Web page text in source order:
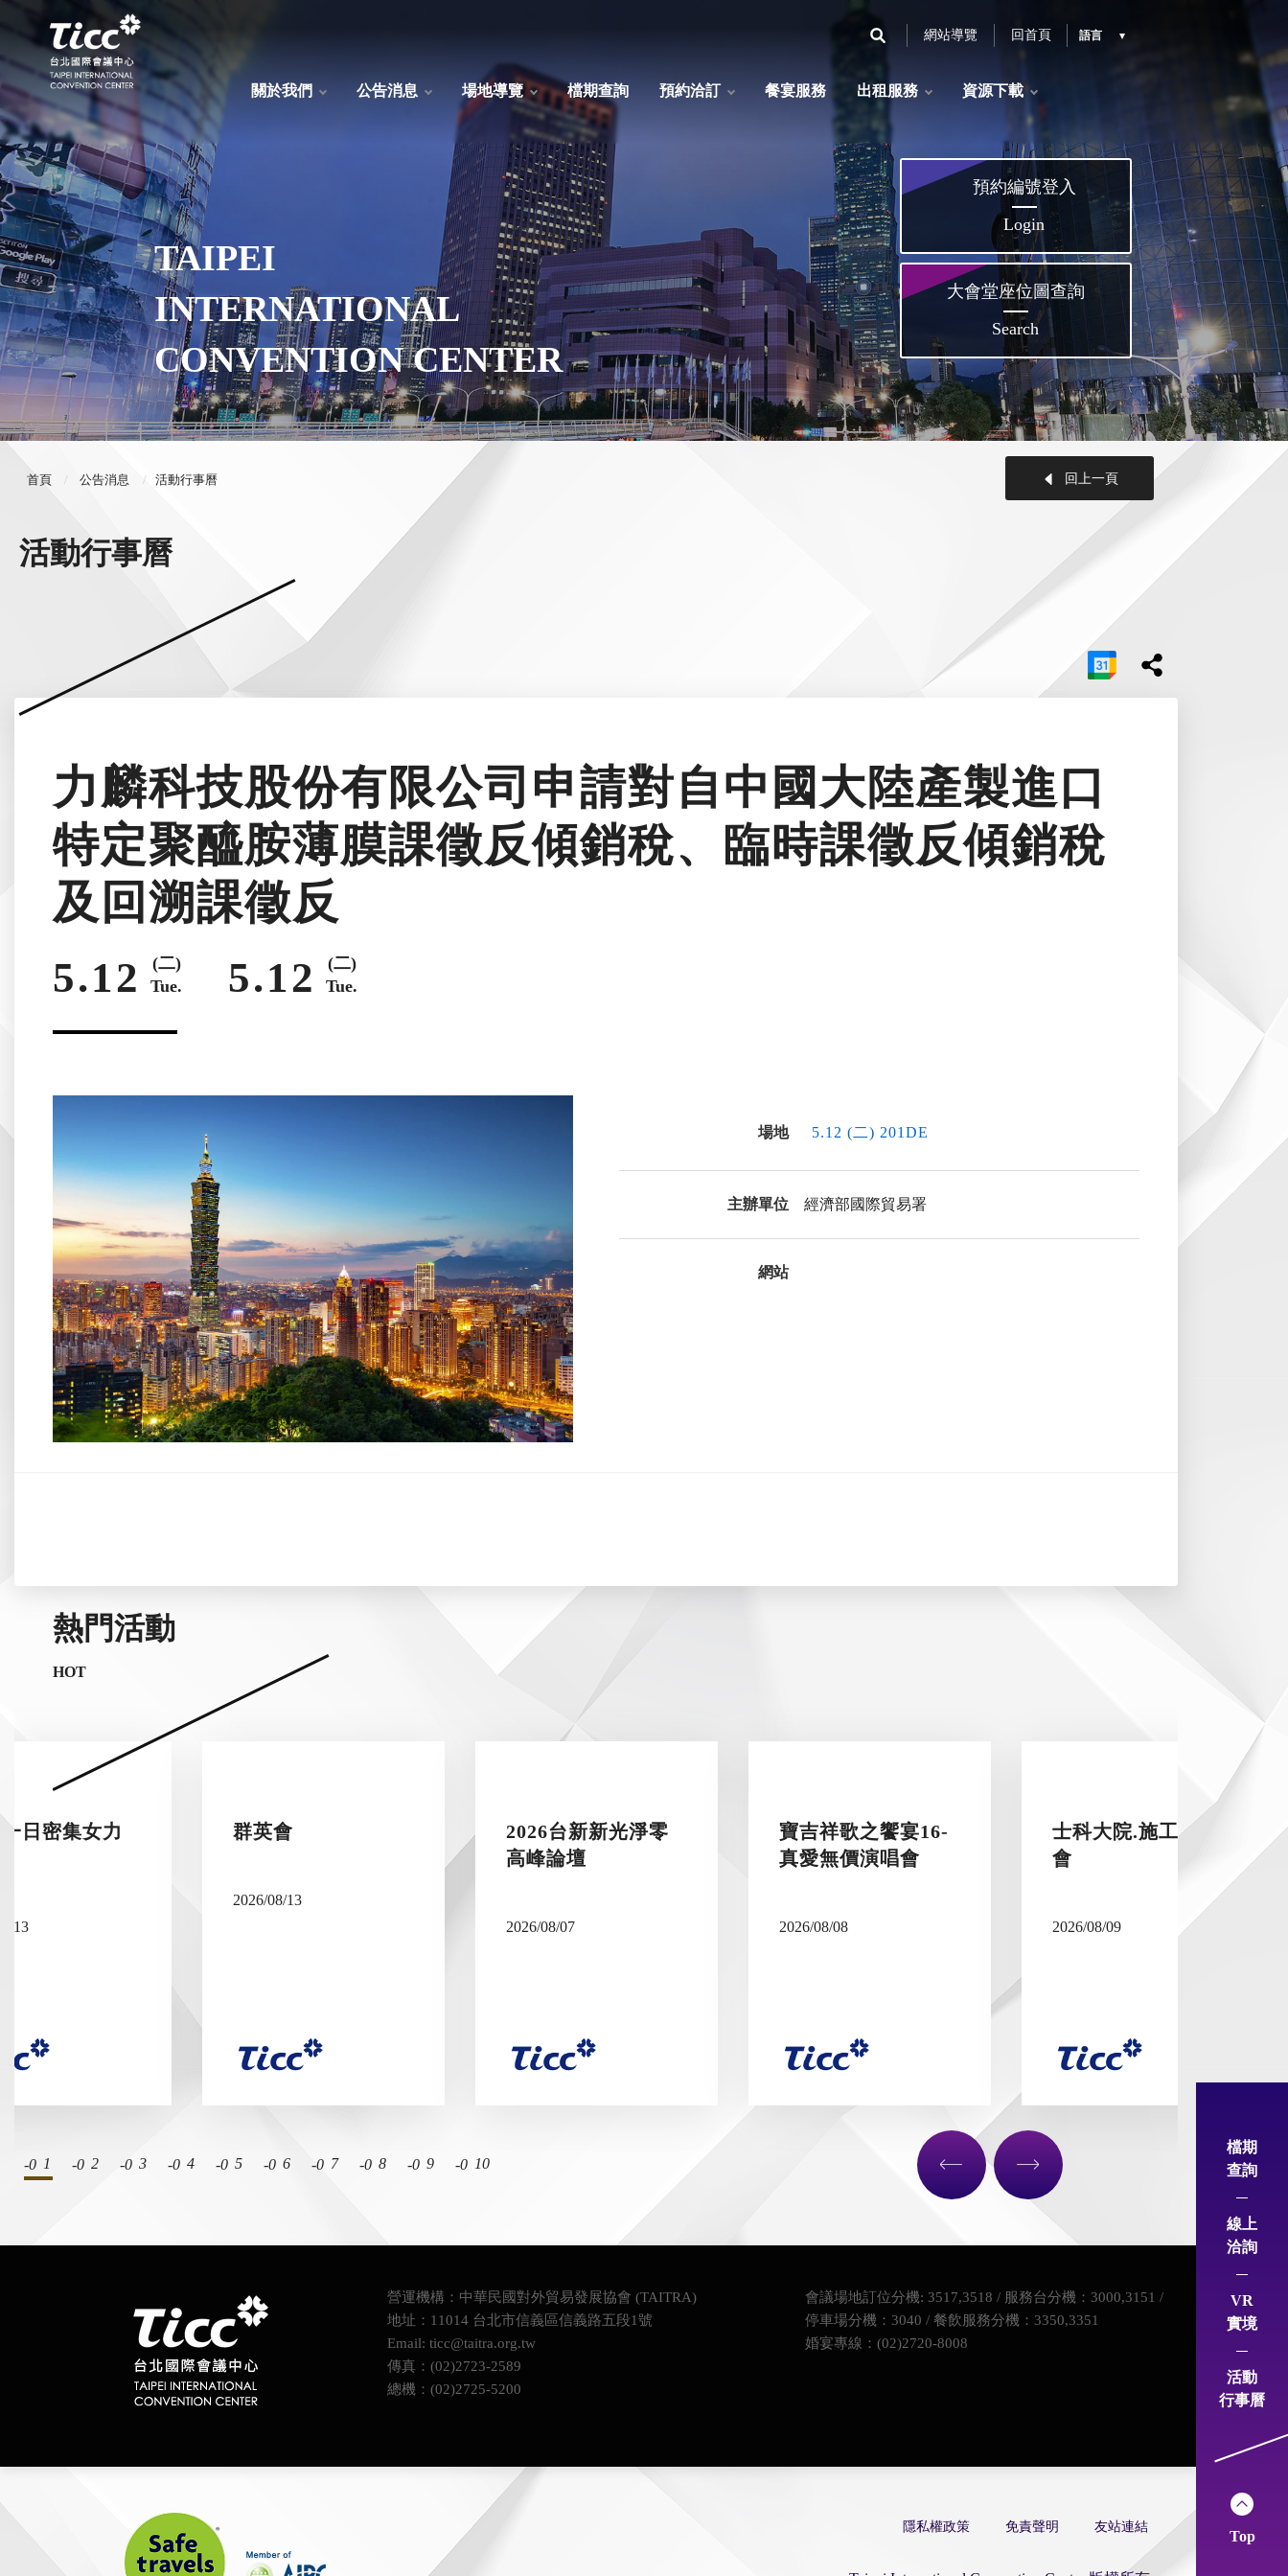
網站導覽 回首頁 語言
關於我們 公告消息 場地導覽 檔期查詢 預約洽訂 餐宴服務 出租服務 資源下載
檔期
查詢
線上
洽詢
VR
實境
活動
行事曆
Top
TAIPEI
INTERNATIONAL
CONVENTION CENTER
預約編號登入
Login
大會堂座位圖查詢
Search
首頁 公告消息 活動行事曆 回上一頁
活動行事曆
力麟科技股份有限公司申請對自中國大陸產製進口
特定聚醯胺薄膜課徵反傾銷稅、臨時課徵反傾銷稅
及回溯課徵反
5.12
(二)
Tue.
5.12
(二)
Tue.
場地 5.12 (二) 201DE
主辦單位 經濟部國際貿易署
網站
熱門活動
HOT
日密集女力
13
群英會
2026/08/13
2026台新新光淨零
高峰論壇
2026/08/07
寶吉祥歌之饗宴16-
真愛無價演唱會
2026/08/08
士科大院.施工說明
會
2026/08/09
1 2 3 4 5 6 7 8 9 10
營運機構：中華民國對外貿易發展協會 (TAITRA)
地址：11014 台北市信義區信義路五段1號
Email: ticc@taitra.org.tw
傳真：(02)2723-2589
總機：(02)2725-5200
會議場地訂位分機: 3517,3518 / 服務台分機：3000,3151 /
停車場分機：3040 / 餐飲服務分機：3350,3351
婚宴專線：(02)2720-8008
隱私權政策 免責聲明 友站連結